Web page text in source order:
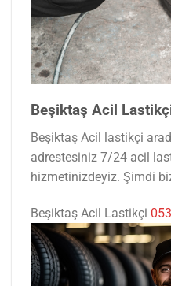
Beşiktaş Acil
Beşiktaş Acil lastikçi
adrestesiniz 7/24 acil
hizmetinizdeyiz. Şimdi
Beşiktaş Acil Lastikçi